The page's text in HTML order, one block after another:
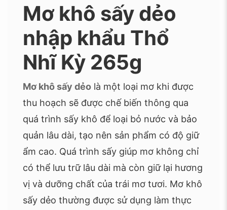
Mơ khô sấy dẻo
nhập khẩu Thổ
Nhĩ Kỳ 265g
Mơ khô sấy dẻo là một loại mơ khi được
thu hoạch sẽ được chế biến thông qua
quá trình sấy khô để loại bỏ nước và bảo
quản lâu dài, tạo nên sản phẩm có độ giữ
ẩm cao. Quá trình sấy giúp mơ không chỉ
có thể lưu trữ lâu dài mà còn giữ lại hương
vị và dưỡng chất của trái mơ tươi. Mơ khô
sấy dẻo thường được sử dụng làm thực